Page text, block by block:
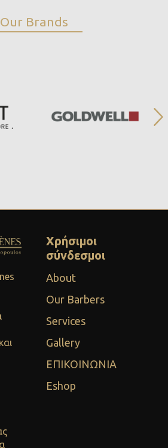
Our Brands
Χρήσιμοι
σύνδεσμοι
About
Our Barbers
Services
Gallery
ΕΠΙΚΟΙΝΩΝΙΑ
Eshop